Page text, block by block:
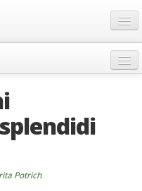
Potrich